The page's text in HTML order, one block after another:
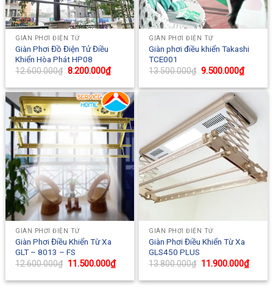
GIÀN PHƠI ĐIỆN TỬ
Giàn Phơi Đồ Điện Tử Điều
Khiển Hòa Phát HP08
12.600.000₫ Original
was:
12.600.000₫.
8.200.000₫Current
price
is:
8.200.000₫.
GIÀN PHƠI ĐIỆN TỬ
Giàn phơi điều khiển Takashi
TCE001
13.500.000₫ Original
was:
13.500.000₫.
9.500.000₫Current
price
is:
GIÀN PHƠI ĐIỆN TỬ
Giàn Phơi Điều Khiển Từ Xa
GLT – 8013 – FS
12.600.000₫ Original
was:
11.500.000₫Current
price
is:
GIÀN PHƠI ĐIỆN TỬ
Giàn Phơi Điều Khiển Từ Xa
GLS450 PLUS
13.800.000₫ Original
was:
11.900.000₫
price
is: